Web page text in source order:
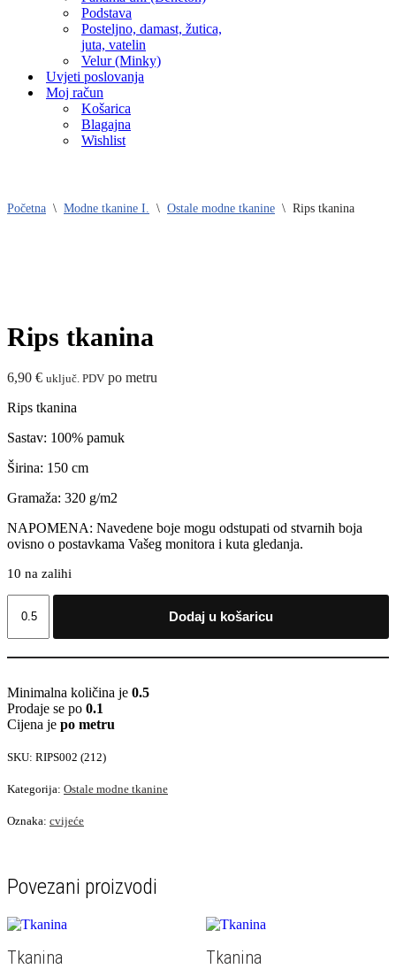
Podstava
Posteljno, damast, žutica,
juta, vatelin
Velur (Minky)
Uvjeti poslovanja
Moj račun
Košarica
Blagajna
Wishlist
Početna \ Modne tkanine I. \ Ostale modne tkanine \ Rips tkanina
Rips tkanina
6,90 € uključ. PDV po metru
Rips tkanina
Sastav: 100% pamuk
Širina: 150 cm
Gramaža: 320 g/m2
NAPOMENA: Navedene boje mogu odstupati od stvarnih boja
ovisno o postavkama Vašeg monitora i kuta gledanja.
10 na zalihi
tkanina
Dodaj u košaricu
Minimalna količina je 0.5
Prodaje se po 0.1
Cijena je po metru
SKU: RIPS002 (212)
Kategorija: Ostale modne tkanine
Oznaka: cvijeće
Povezani proizvodi
Tkanina Tkanina